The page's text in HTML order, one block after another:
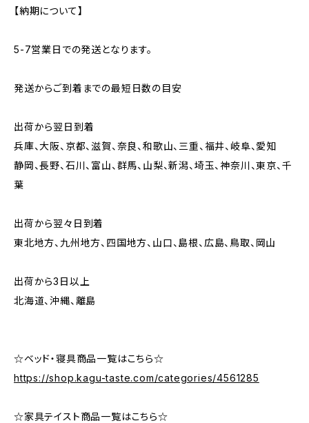
【納期について】
5-7営業日での発送となります。
発送からご到着までの最短日数の目安
出荷から翌日到着
兵庫、大阪、京都、滋賀、奈良、和歌山、三重、福井、岐阜、愛知
静岡、長野、石川、富山、群馬、山梨、新潟、埼玉、神奈川、東京、千
葉
出荷から翌々日到着
東北地方、九州地方、四国地方、山口、島根、広島、鳥取、岡山
出荷から3日以上
北海道、沖縄、離島
☆ベッド・寝具商品一覧はこちら☆
https://shop.kagu-taste.com/categories/4561285
☆家具テイスト商品一覧はこちら☆